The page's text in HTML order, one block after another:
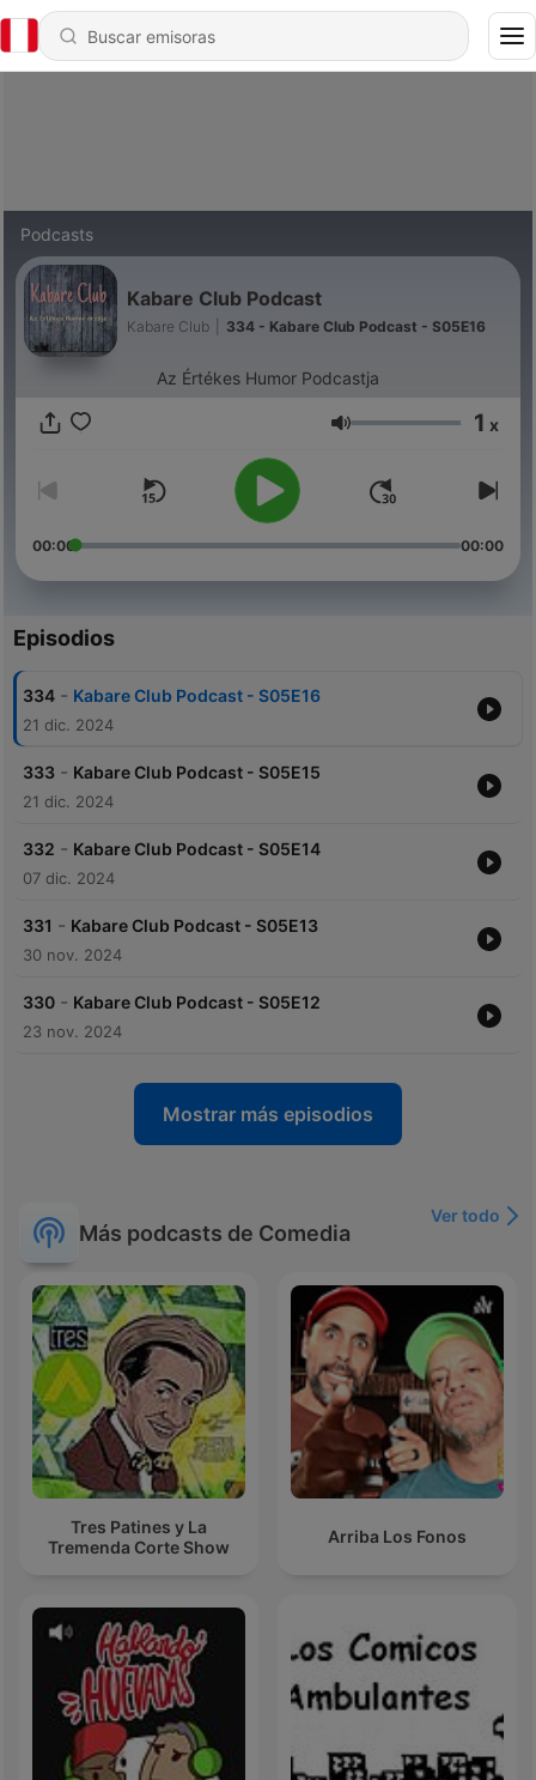
Podcasts
Kabare Club Podcast
Kabare Club 334 - Kabare Club Podcast - S05E16
Az Értékes Humor Podcastja
Volumen 1 x
00:00 00:00
Episodios
334 - Kabare Club Podcast - S05E16
21 dic. 2024
333 - Kabare Club Podcast - S05E15
21 dic. 2024
332 - Kabare Club Podcast - S05E14
07 dic. 2024
331 - Kabare Club Podcast - S05E13
30 nov. 2024
330 - Kabare Club Podcast - S05E12
23 nov. 2024
Mostrar más episodios
Más podcasts de Comedia
Ver todo
Tres Patines y La
Tremenda Corte Show
Arriba Los Fonos